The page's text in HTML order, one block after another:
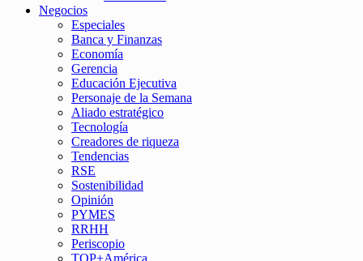
Negocios
Especiales
Banca y Finanzas
Economía
Gerencia
Educación Ejecutiva
Personaje de la Semana
Aliado estratégico
Tecnología
Creadores de riqueza
Tendencias
RSE
Sostenibilidad
Opinión
PYMES
RRHH
Periscopio
TOP+América